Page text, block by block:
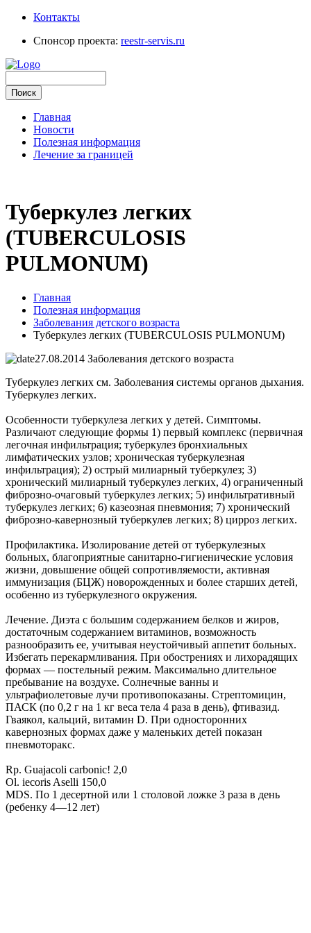
Контакты
Спонсор проекта: reestr-servis.ru
Главная
Новости
Полезная информация
Лечение за границей
Туберкулез легких
(TUBERCULOSIS
PULMONUM)
Главная
Полезная информация
Заболевания детского возраста
Туберкулез легких (TUBERCULOSIS PULMONUM)
27.08.2014 Заболевания детского возраста
Туберкулез легких см. Заболевания системы органов дыхания.
Туберкулез легких.
Особенности туберкулеза легких у детей. Симптомы.
Различают следующие формы 1) первый комплекс (первичная
легочная инфильтрация; туберкулез бронхиальных
лимфатических узлов; хроническая туберкулезная
инфильтрация); 2) острый милиарный туберкулез; 3)
хронический милиарный туберкулез легких, 4) ограниченный
фиброзно-очаговый туберкулез легких; 5) инфильтративный
туберкулез легких; 6) казеозная пневмония; 7) хронический
фиброзно-кавернозный туберкулев легких; 8) цирроз легких.
Профилактика. Изолирование детей от туберкулезных
больных, благоприятные санитарно-гигиенические условия
жизни, довышение общей сопротивляемости, активная
иммунизация (БЦЖ) новорожденных и более старших детей,
особенно из туберкулезного окружения.
Лечение. Диэта с большим содержанием белков и жиров,
достаточным содержанием витаминов, возможность
разнообразить ее, учитывая неустойчивый аппетит больных.
Избегать перекармливания. При обострениях и лихорадящих
формах — постельный режим. Максимально длительное
пребывание на воздухе. Солнечные ванны и
ультрафиолетовые лучи противопоказаны. Стрептомицин,
ПАСК (по 0,2 г на 1 кг веса тела 4 раза в день), фтивазид.
Гваякол, кальций, витамин D. При односторонних
кавернозных формах даже у маленьких детей показан
пневмоторакс.
Rp. Guajacoli carbonic! 2,0
Ol. iecoris Aselli 150,0
MDS. По 1 десертной или 1 столовой ложке 3 раза в день
(ребенку 4—12 лет)